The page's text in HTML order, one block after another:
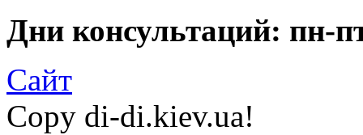
Дни консультаций: пн-
Сайт
Copy di-di.kiev.ua!